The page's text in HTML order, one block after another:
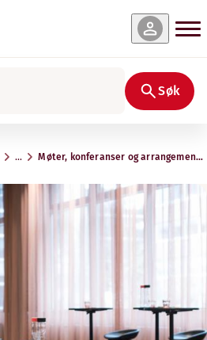
Søk
… Møter, konferanser og